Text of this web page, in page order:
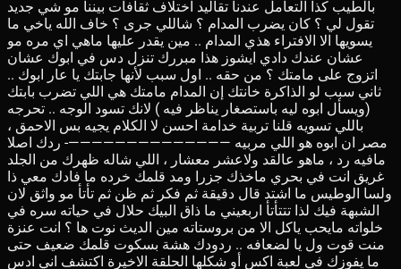
بالطيب كذا التعامل عندنا تقاليد اختلاف ثقافات بيننا مو شي جديد
تقول لي ؟ كان يضرب المدام ؟ شاللي جرى ؟ خاف الله ياخي ما
يسويها الا الافتراء هذي المدام .. مين يقدر عليها ماهي اي مره مو
عشان عندك دادي ايشوز هذا مبررك تنزل دس في ابوك عشان
اتزوج على مامتك ؟ من حقه .. اول سبب لأنها جابتك يا عار ابوك ..
ثاني سبب لو الذاكرة خانتك إن المدام مامتك هي اللي تضرب بابتك
(ويسأل ابوه ليه باستصغار يناظر فيه ) لانك تسود الوجه .. تحرجه
باللي تسويه قلنا تربية خدامة احسن لا الكلام يجيه بس الاحمق ،
مصر ان ابوه هو اللي مربيه ——————————————- ردك اصلا
مافيه رد ، ماهو عالقد ولاعشر معشار ، اللي شاله ظهرك من الجلد
غريق انت في بحري ماخذك جزرا ومد قلمك خرده ما فادك معي ذا
ولسا الوطيس ما اشتد قال دقيقة ثم فكر ثم ظن ثم تأتأ مو واثق لان
الشبهة فيك لذا تتتأتأ اربعيني ما ذاق البيك حلال في حياته سره في
خلواته مايحب ياكل الا من بروستاته مين الديث نوت ها ؟ انت عنزة
منت قوت ول يا لضعافه .. ردودك هشة بسكوت قلمك ضعيف حتى
ما يفوزك في لعبة اكس أو شكلها الحلقة الاخيرة اكتشف اني ادس